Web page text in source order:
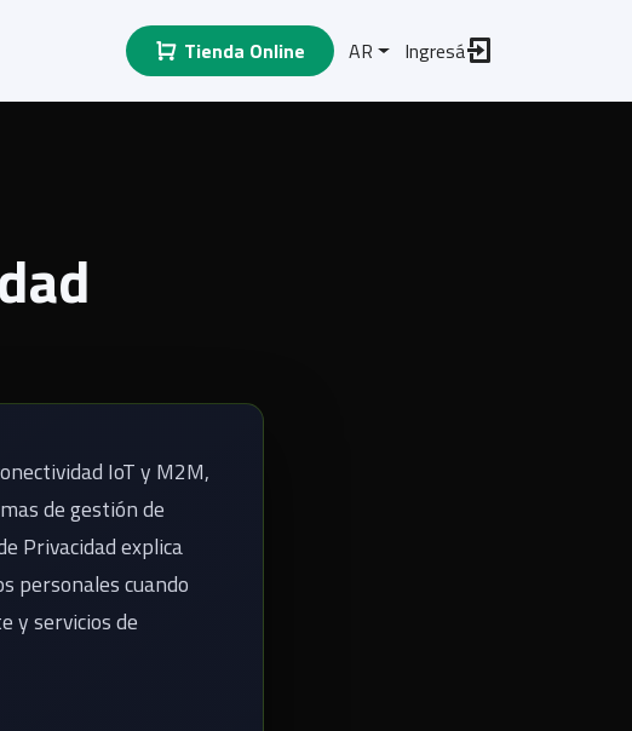
Tienda Online AR Ingresá
IoT y M2M,
de gestión de
Privacidad explica
personales cuando
y servicios de